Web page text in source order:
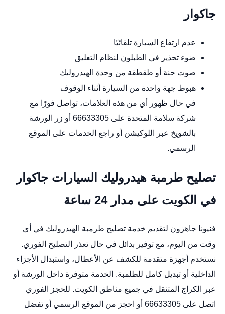
جاكوار
عدم ارتفاع السيارة تلقائيًا
ضوء تحذير في الطبلون لنظام التعليق
صوت حنة أو طقطقة من وحدة الهيدروليك
هبوط جهة واحدة من السيارة أثناء الوقوف
في حال ظهور أي من هذه العلامات، تواصل فورًا مع
شركة سلامة المتحدة على 66633305 أو زر الورشة
بالشويخ عبر
اللوكيشن أو راجع الخدمات على الموقع
الرسمي.
تصليح طرمبة هيدروليك السيارات جاكوار
في الكويت على مدار 24 ساعة
فنيونا جاهزون لتقديم خدمة تصليح طرمبة الهيدروليك في أي
وقت من اليوم، مع توفير بدائل في حال تعذر التصليح الفوري.
نستخدم أجهزة متقدمة للكشف عن الأعطال، واستبدال الأجزاء
الداخلية أو تبديل كامل للطلمبة. الخدمة متوفرة داخل الورشة أو
عبر الكراج المتنقل في جميع مناطق الكويت. للحجز الفوري
اتصل على 66633305 أو احجز من
الموقع الرسمي أو تفضل